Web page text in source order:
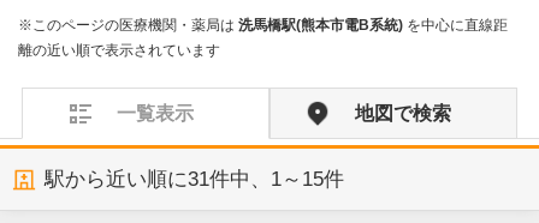
※このページの医療機関・薬局は 洗馬橋駅(熊本市電B系統) を中心に直線距
離の近い順で表示されています
一覧表示 地図で検索
駅から近い順に31件中、 1～15件